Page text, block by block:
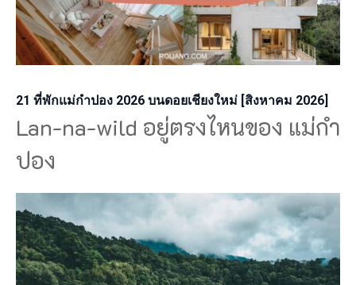
21 ที่พักแม่กำปอง 2026 บนดอยเชียงใหม่ [สิงหาคม 2026]
Lan-na-wild อยู่ตรงไหนของ แม่กำ
ปอง